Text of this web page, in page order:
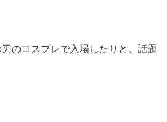
のコスプレで入場したりと、話題